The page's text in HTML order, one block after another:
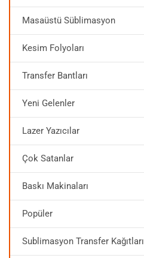
Masaüstü Süblimasyon
Kesim Folyoları
Transfer Bantları
Yeni Gelenler
Lazer Yazıcılar
Çok Satanlar
Baskı Makinaları
Popüler
Sublimasyon Transfer Kağıtları